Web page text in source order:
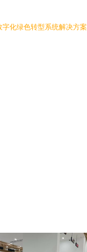
化绿色转型系统解决方